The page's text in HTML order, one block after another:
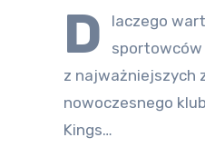
D
laczego
sportowców
z najważniejszych
nowoczesnego
Kings…